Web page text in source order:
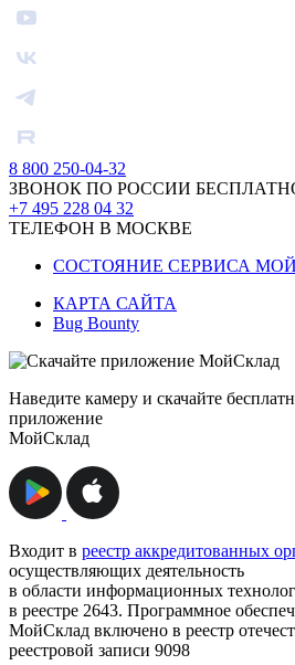
8 800 250-04-32
ЗВОНОК ПО РОССИИ
+7 495 228 04 32
ТЕЛЕФОН В МОСКВЕ
СОСТОЯНИЕ СЕРВИСА
КАРТА САЙТА
Bug Bounty
Наведите камеру и скачайте
приложение
МойСклад
Входит в реестр аккредитованных
осуществляющих деятельность
в области информационных
в реестре 2643. Программное
МойСклад включено в реестр
реестровой записи 9098